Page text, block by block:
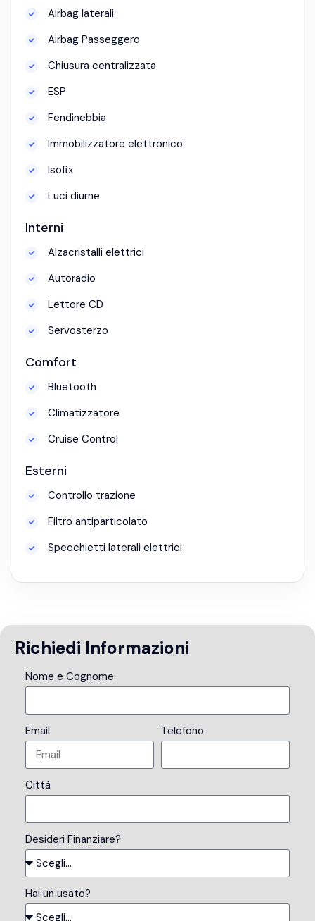
Airbag laterali
Airbag Passeggero
Chiusura centralizzata
ESP
Fendinebbia
Immobilizzatore elettronico
Isofix
Luci diurne
Interni
Alzacristalli elettrici
Autoradio
Lettore CD
Servosterzo
Comfort
Bluetooth
Climatizzatore
Cruise Control
Esterni
Controllo trazione
Filtro antiparticolato
Specchietti laterali elettrici
Richiedi Informazioni
Nome e Cognome
Email Telefono
Città
Desideri Finanziare?
Hai un usato?